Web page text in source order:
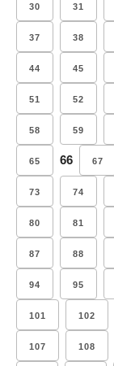
30 31
37 38
44 45
51 52
58 59
65 66 67
73 74
80 81
87 88
94 95
101 102
107 108